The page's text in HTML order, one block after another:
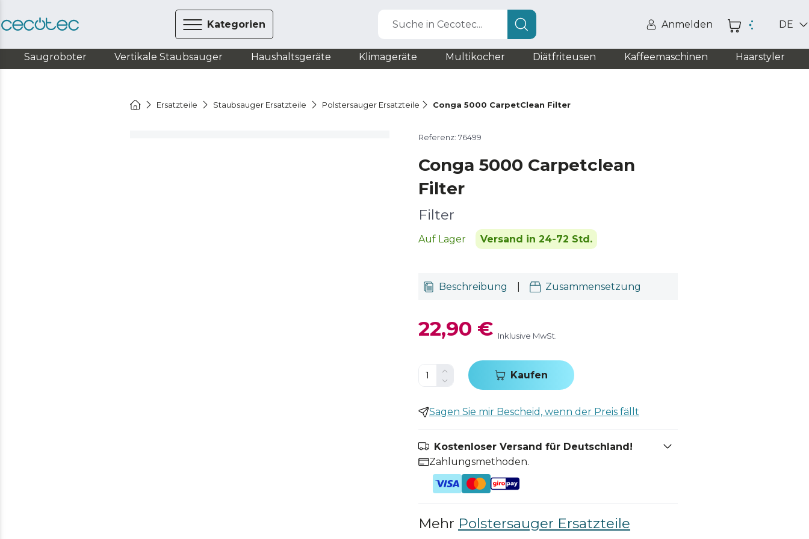
Kategorien Suche in Cecotec... Anmelden DE
Saugroboter Vertikale Staubsauger Haushaltsgeräte Klimageräte Multikocher Diätfriteusen Kaffeemaschinen Haarstyler
Ersatzteile Staubsauger Ersatzteile Polstersauger Ersatzteile Conga 5000 CarpetClean Filter
Referenz: 76499
Conga 5000 Carpetclean
Filter
Filter
Auf Lager Versand in 24-72 Std.
Beschreibung Zusammensetzung
22,90 € Inklusive MwSt.
Kaufen
Sagen Sie mir Bescheid, wenn der Preis fällt
Kostenloser Versand für Deutschland!
Zahlungsmethoden.
Mehr Polstersauger Ersatzteile